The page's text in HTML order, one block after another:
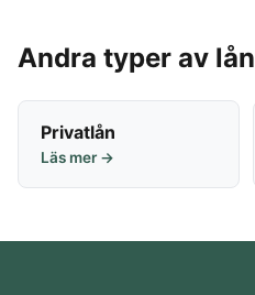
Andra typer av lån
Privatlån
Läs mer →